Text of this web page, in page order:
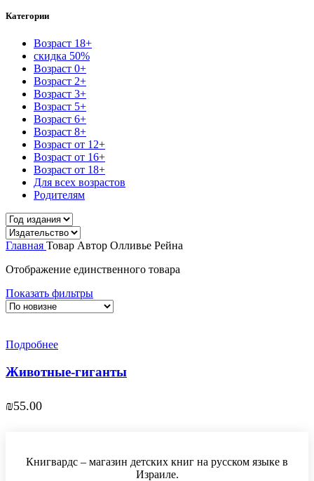
Категории
Возраст 18+
скидка 50%
Возраст 0+
Возраст 2+
Возраст 3+
Возраст 5+
Возраст 6+
Возраст 8+
Возраст от 12+
Возраст от 16+
Возраст от 18+
Для всех возрастов
Родителям
Главная Товар Автор Олливье Рейна
Отображение единственного товара
Показать фильтры
Подробнее
Животные-гиганты
₪55.00
Книгвардс – магазин детских книг на русском языке в
Израиле.